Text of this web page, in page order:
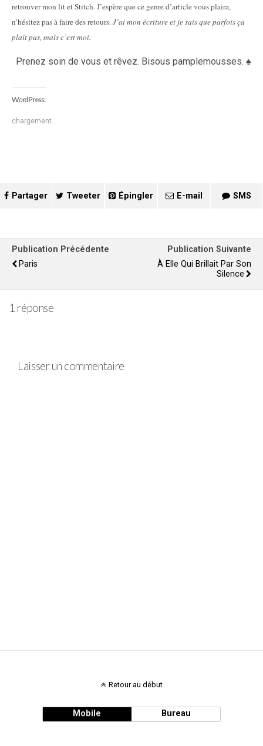
retrouver mon lit et Stitch. J’espère que ce genre d’article vous plaira,
n’hésitez pas à faire des retours.J’ai mon écriture et je sais que parfois ça
plait pas, mais c’est moi.
Prenez soin de vous et rêvez. Bisous pamplemousses. ♠
WordPress:
chargement…
Partager Tweeter Épingler E-mail SMS
Publication Précédente
Paris
Publication Suivante
À Elle Qui Brillait Par Son
Silence
1 réponse
Laisser un commentaire
Retour au début
Mobile Bureau